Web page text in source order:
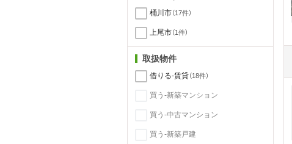
桶川市（17件）
上尾市（1件）
取扱物件
借りる-賃貸（18件）
買う-新築マンション
買う-中古マンション
買う-新築戸建